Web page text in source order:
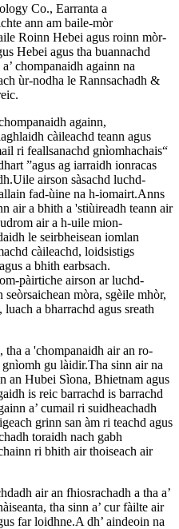
Co., Earranta a
ann am baile-mòr
Roinn Hebei agus roinn mòr-
Hebei agus tha buannachd
chompanaidh againn na
ùr-nodha le Rannsachadh &
againn,
càileachd teann agus
ri feallsanachd gnìomhachais“
”agus ag iarraidh ionracas
airson sàsachd luchd-
fad-ùine na h-iomairt.Anns
air a bhith a 'stiùireadh teann air
air a h-uile mion-
le seirbheisean iomlan
càileachd, loidsistigs
a bhith earbsach.
pàirtiche airson ar luchd-
mòra, sgèile mhòr,
a bharrachd agus sreath
a 'chompanaidh air an ro-
gu làidir.Tha sinn air na
an Hubei Sìona, Bhietnam agus
is reic barrachd is barrachd
a’ cumail ri suidheachadh
grinn san àm ri teachd agus
toraidh nach gabh
ri bhith air thoiseach air
air an fhiosrachadh a tha a’
tha sinn a’ cur fàilte air
far loidhne.A dh’ aindeoin na